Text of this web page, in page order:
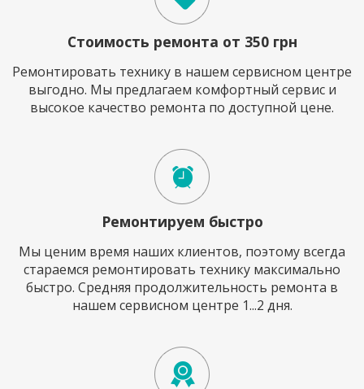
Стоимость ремонта от 350 грн
Ремонтировать технику в нашем сервисном центре
выгодно. Мы предлагаем комфортный сервис и
высокое качество ремонта по доступной цене.
Ремонтируем быстро
Мы ценим время наших клиентов, поэтому всегда
стараемся ремонтировать технику максимально
быстро. Средняя продолжительность ремонта в
нашем сервисном центре 1...2 дня.